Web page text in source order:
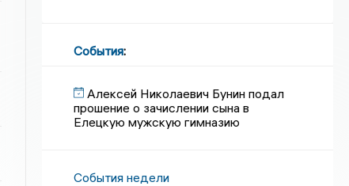
События:
Алексей Николаевич Бунин подал
прошение о зачислении сына в
Елецкую мужскую гимназию
События недели